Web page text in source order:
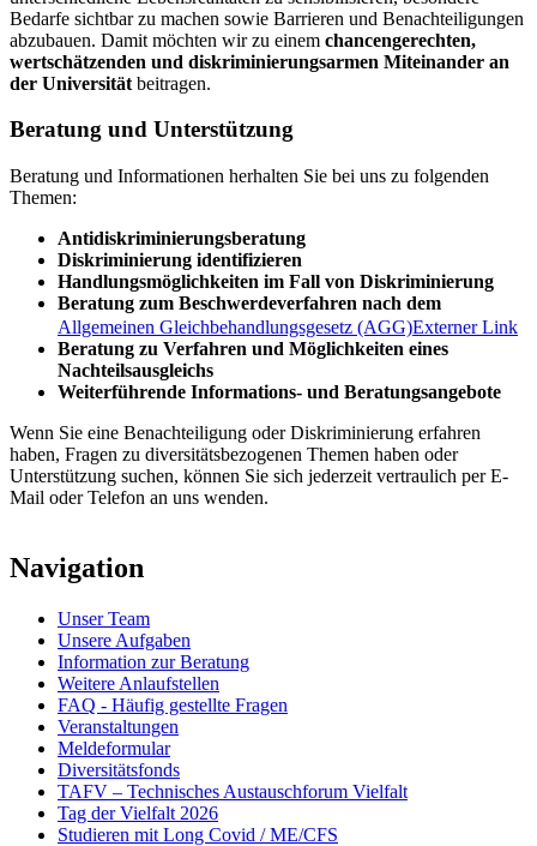
Bedarfe sichtbar zu machen sowie Barrieren und Benachteiligungen
abzubauen. Damit möchten wir zu einem chancengerechten,
wertschätzenden und diskriminierungsarmen Miteinander an
der Universität beitragen.
Beratung und Unterstützung
Beratung und Informationen herhalten Sie bei uns zu folgenden
Themen:
Antidiskriminierungsberatung
Diskriminierung identifizieren
Handlungsmöglichkeiten im Fall von Diskriminierung
Beratung zum Beschwerdeverfahren nach dem
Allgemeinen Gleichbehandlungsgesetz (AGG)Externer Link
Beratung zu Verfahren und Möglichkeiten eines
Nachteilsausgleichs
Weiterführende Informations- und Beratungsangebote
Wenn Sie eine Benachteiligung oder Diskriminierung erfahren
haben, Fragen zu diversitätsbezogenen Themen haben oder
Unterstützung suchen, können Sie sich jederzeit vertraulich per E-
Mail oder Telefon an uns wenden.
Navigation
Unser Team
Unsere Aufgaben
Information zur Beratung
Weitere Anlaufstellen
FAQ - Häufig gestellte Fragen
Veranstaltungen
Meldeformular
Diversitätsfonds
TAFV – Technisches Austauschforum Vielfalt
Tag der Vielfalt 2026
Studieren mit Long Covid / ME/CFS